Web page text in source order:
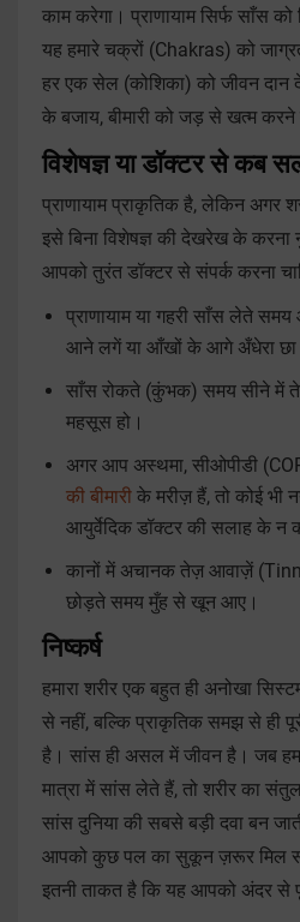
काम करेगा। प्राणायाम सिर्फ साँस को
यह हमारे चक्रों (Chakras) को
हर एक सेल (कोशिका) को जीवन दान
के बजाय, बीमारी को जड़ से खत्म
विशेषज्ञ या डॉक्टर से कब
प्राणायाम प्राकृतिक है, लेकिन अगर
इसे बिना विशेषज्ञ की देखरेख के
आपको तुरंत डॉक्टर से संपर्क करना
प्राणायाम या गहरी साँस लेते
आने लगें या आँखों के आगे अँधेरा छा
साँस रोकते (कुंभक) समय सीने में तेज़
महसूस हो।
अगर आप अस्थमा, सीओपीडी
की बीमारी के मरीज़ हैं, तो कोई भी
आयुर्वेदिक डॉक्टर की सलाह के न
कानों में अचानक तेज़ आवाज़ें
छोड़ते समय मुँह से खून आए।
निष्कर्ष
हमारा शरीर एक बहुत ही अनोखा
से नहीं, बल्कि प्राकृतिक समझ से ही
है। सांस ही असल में जीवन है। जब
मात्रा में सांस लेते हैं, तो शरीर का
सांस दुनिया की सबसे बड़ी दवा बन
आपको कुछ पल का सुकून ज़रूर मिल
इतनी ताकत है कि यह आपको अंदर से